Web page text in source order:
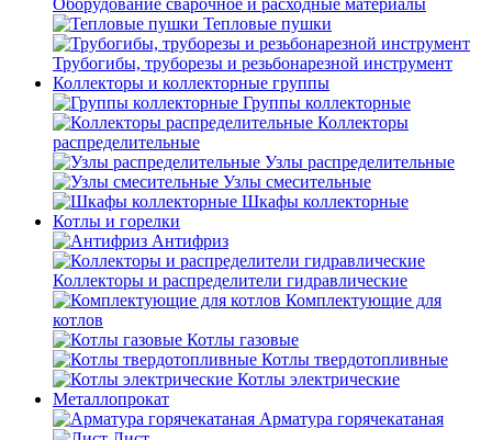
Оборудование сварочное и расходные материалы
Тепловые пушки
Трубогибы, труборезы и резьбонарезной инструмент
Коллекторы и коллекторные группы
Группы коллекторные
Коллекторы
распределительные
Узлы распределительные
Узлы смесительные
Шкафы коллекторные
Котлы и горелки
Антифриз
Коллекторы и распределители гидравлические
Комплектующие для
котлов
Котлы газовые
Котлы твердотопливные
Котлы электрические
Металлопрокат
Арматура горячекатаная